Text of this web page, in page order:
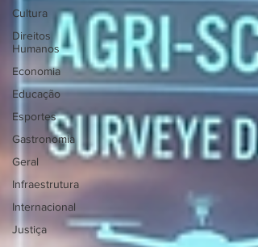
Cultura
Direitos
Humanos
Economia
Educação
Esportes
Gastronomia
Geral
Infraestrutura
Internacional
Justiça